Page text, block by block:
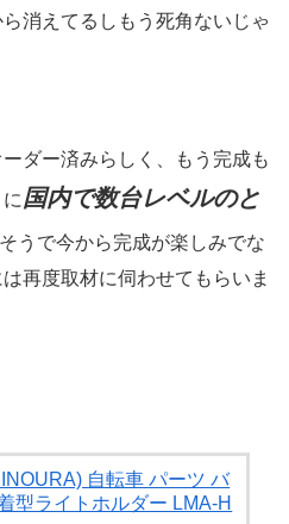
消えてるしもう死角ないじゃ
ダー済みらしく、もう完成も
国内で数台レベルのと
うで今から完成が楽しみでな
再度取材に伺わせてもらいま
自転車 パーツ バ
型ライトホルダー LMA-H